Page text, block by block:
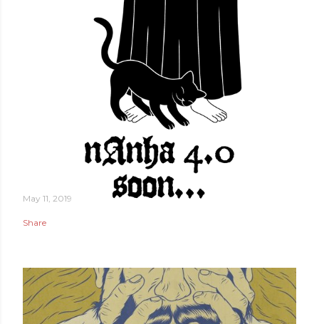
May 11, 2019
Share